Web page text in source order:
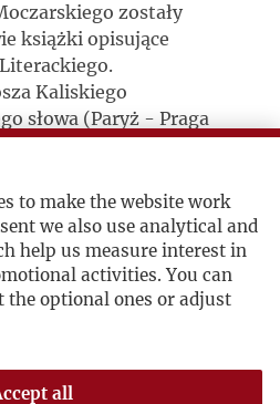
zostały
książki opisujące
Kaliskiego
słowa (Paryż - Praga
PAN. Książka
procesy
lekturę
Łubieńskiego.
dzieło Andrzeja
do polityki. O
wydane
recenzję
to make the website work
we also use analytical and
help us measure interest in
activities. You can
the optional ones or adjust
all